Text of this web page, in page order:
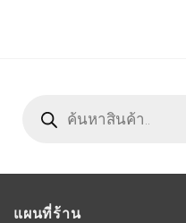
search
แผนที่ร้าน